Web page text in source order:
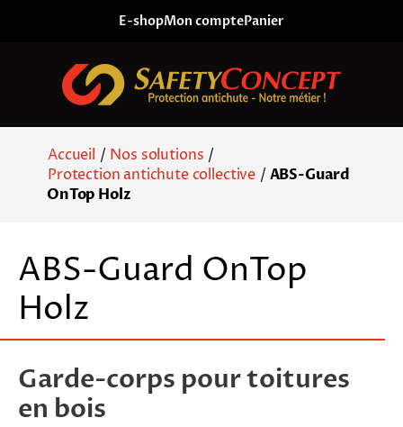
E-shopMon comptePanier
Accueil / Nos solutions /
Protection antichute collective / ABS-Guard
OnTop Holz
ABS-Guard OnTop
Holz
Garde-corps pour toitures
en bois